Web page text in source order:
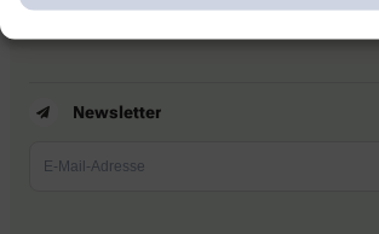
Barrierefreiheitserklärung
Newsletter